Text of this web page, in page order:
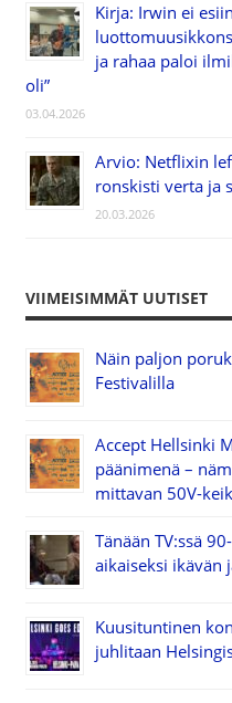
Kirja: Irwin ei
ja rahaa paloi
oli”
03.04.2026
Arvio: Netflixin
ronskisti verta ja
20.03.2026
VIIMEISIMMÄT UUTISET
Näin paljon
Festivalilla
Accept Hellsinki
päänimenä –
mittavan 50V-
Tänään TV:ssä
aikaiseksi ikävän
Kuusituntinen
juhlitaan